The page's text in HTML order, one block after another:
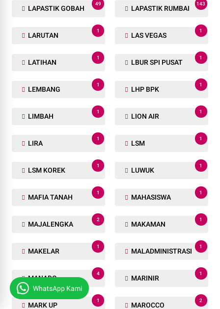
LAPASTIK GOBAH
49
LAPASTIK RUMBAI
143
LARUTAN
1
LAS VEGAS
1
LATIHAN
1
LBUR SPI PUSAT
1
LEMBANG
1
LHP BPK
1
LIMBAH
1
LION AIR
1
LIRA
1
LSM
1
LSM KOREK
1
LUWUK
1
MAFIA TANAH
1
MAHASISWA
1
MAJALENGKA
2
MAKAMAN
1
MAKELAR
1
MALADMINISTRASI
1
MANADO
4
MARINIR
1
MARK UP
1
MAROCCO
2
WhatsApp Kami